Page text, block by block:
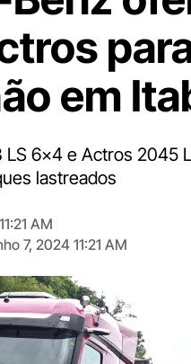
em
6x4 e Actros 2045
lastreados
AM
7, 2024 11:21 AM